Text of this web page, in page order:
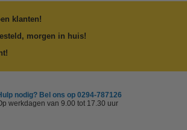
klanten!
morgen in huis!
nodig? Bel ons op 0294-787126
werkdagen van 9.00 tot 17.30 uur